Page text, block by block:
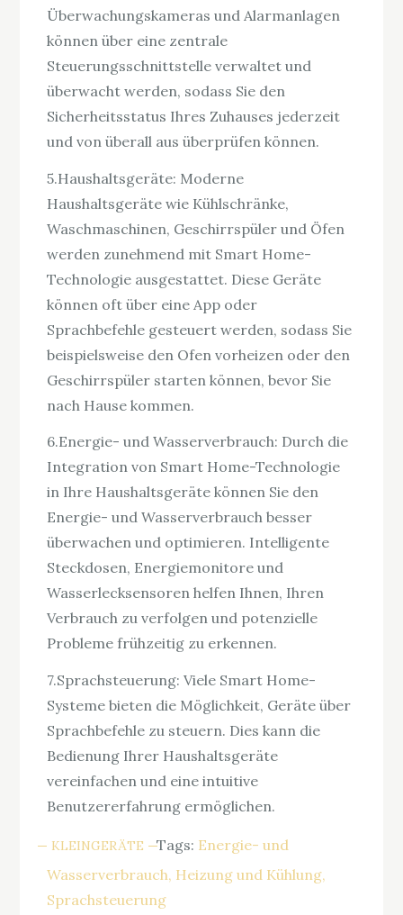
Überwachungskameras und Alarmanlagen
können über eine zentrale
Steuerungsschnittstelle verwaltet und
überwacht werden, sodass Sie den
Sicherheitsstatus Ihres Zuhauses jederzeit
und von überall aus überprüfen können.
5.Haushaltsgeräte: Moderne
Haushaltsgeräte wie Kühlschränke,
Waschmaschinen, Geschirrspüler und Öfen
werden zunehmend mit Smart Home-
Technologie ausgestattet. Diese Geräte
können oft über eine App oder
Sprachbefehle gesteuert werden, sodass Sie
beispielsweise den Ofen vorheizen oder den
Geschirrspüler starten können, bevor Sie
nach Hause kommen.
6.Energie- und Wasserverbrauch: Durch die
Integration von Smart Home-Technologie
in Ihre Haushaltsgeräte können Sie den
Energie- und Wasserverbrauch besser
überwachen und optimieren. Intelligente
Steckdosen, Energiemonitore und
Wasserlecksensoren helfen Ihnen, Ihren
Verbrauch zu verfolgen und potenzielle
Probleme frühzeitig zu erkennen.
7.Sprachsteuerung: Viele Smart Home-
Systeme bieten die Möglichkeit, Geräte über
Sprachbefehle zu steuern. Dies kann die
Bedienung Ihrer Haushaltsgeräte
vereinfachen und eine intuitive
Benutzererfahrung ermöglichen.
KLEINGERÄTE Tags: Energie- und
Wasserverbrauch Heizung und Kühlung
Sprachsteuerung